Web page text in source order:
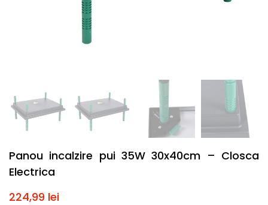
Panou incalzire pui 35W 30x40cm – Closca
Electrica
224,99 lei